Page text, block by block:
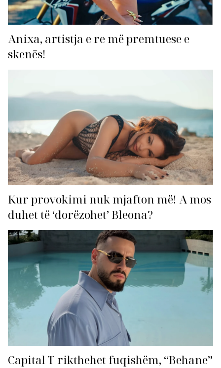
Anixa, artistja e re më premtuese e
skenës!
Kur provokimi nuk mjafton më! A mos
duhet të ‘dorëzohet’ Bleona?
Capital T rikthehet fuqishëm, “Behane”